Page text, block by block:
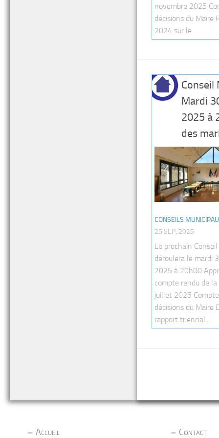
novembre 2025
décisions du Maire
2024 sur le...
Conseil
Mardi
2025 à
des
CONSEILS
25 SEP, 2025
Le prochain
déroulera le mardi
2025 à 20h00
compte rendu de
juillet 2025
décisions du Maire
rapport triennal...
Accueil Contact